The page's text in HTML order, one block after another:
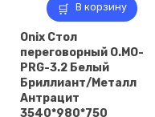
В корзину
Onix Стол
переговорный O.MO-
PRG-3.2 Белый
Бриллиант/Металл
Антрацит
3540*980*750